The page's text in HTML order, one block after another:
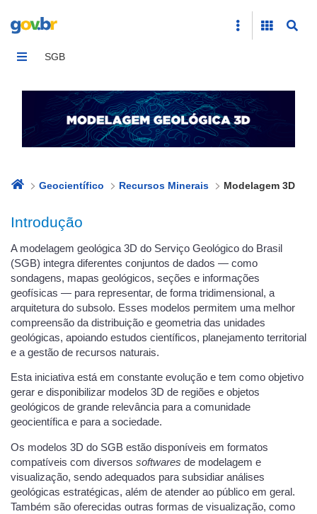
SGB
Geocientífico Recursos Minerais Modelagem 3D
Introdução
A modelagem geológica 3D do Serviço Geológico do Brasil
(SGB) integra diferentes conjuntos de dados — como
sondagens, mapas geológicos, seções e informações
geofísicas — para representar, de forma tridimensional, a
arquitetura do subsolo. Esses modelos permitem uma melhor
compreensão da distribuição e geometria das unidades
geológicas, apoiando estudos científicos, planejamento territorial
e a gestão de recursos naturais.
Esta iniciativa está em constante evolução e tem como objetivo
gerar e disponibilizar modelos 3D de regiões e objetos
geológicos de grande relevância para a comunidade
geocientífica e para a sociedade.
Os modelos 3D do SGB estão disponíveis em formatos
compatíveis com diversos softwares de modelagem e
visualização, sendo adequados para subsidiar análises
geológicas estratégicas, além de atender ao público em geral.
Também são oferecidas outras formas de visualização, como